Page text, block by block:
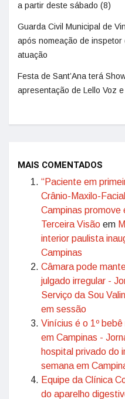
a partir deste sábado (8)
Guarda Civil Municipal de
após nomeação de
atuação
Festa de Sant’Ana terá
apresentação de Lello Voz
MAIS COMENTADOS
“Paciente em
Crânio-Maxilo-
Campinas promove
Terceira Visão em
interior paulista
Campinas
Câmara pode
julgado irregular -
Serviço da Sou
em sessão
Vinícius é o 1º
em Campinas -
hospital privado do
semana em
Equipe da Clínica
do aparelho